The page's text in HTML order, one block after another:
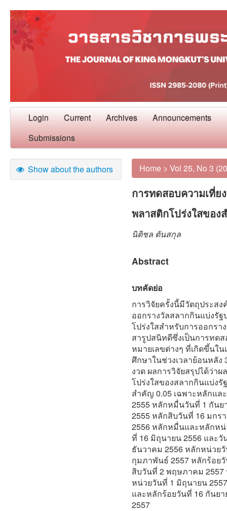
Login Current Archives Announcements
Submissions
Show about the authors Home > Vol 25, No 3
การทดสอบความเที่ย
พลาสติกโปร่งใสของ
นิติชล ตันสกุล
Abstract
บทคัดย่อ
การวิจัยครั้งนี้มีวัตถุประส
ออกรางวัลสลากกินแบ่งรัฐ
โปร่งใสสำหรับการออกรา
สารูปสนิทดีซึ่งเป็นการทด
หมายเลขต่างๆ ที่เกิดขึ้นใ
ศึกษาในช่วงเวลาย้อนหลัง
งวด ผลการวิจัยสรุปได้ว่า
โปร่งใสของสลากกินแบ่งรั
สำคัญ 0.05 เฉพาะหลักแล
2555 หลักหมื่นวันที่ 1 กันย
2555 หลักสิบวันที่ 16 มก
2556 หลักหมื่นและหลักหน่
ที่ 16 มิถุนายน 2556 และ
ธันวาคม 2556 หลักหน่วย
กุมภาพันธ์ 2557 หลักร้อย
สิบวันที่ 2 พฤษภาคม
หน่วยวันที่ 1 มิถุนายน
และหลักร้อยวันที่ 16 กันย
2557